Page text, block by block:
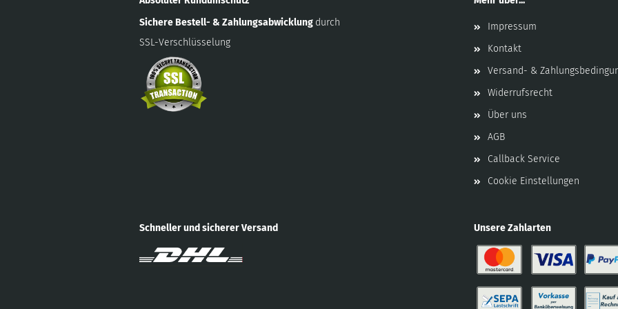
Sichere Bestell- & Zahlungsabwicklung durch
SSL-Verschlüsselung
Impressum
Kontakt
Versand- &
Widerrufsrecht
Über uns
AGB
Callback Service
Cookie Einstellungen
Schneller und sicherer Versand Unsere Zahlarten